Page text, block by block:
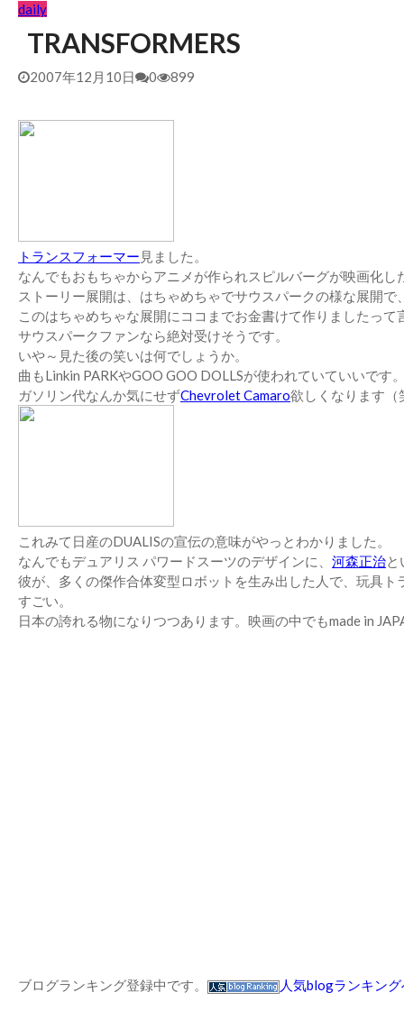
daily
TRANSFORMERS
2007年12月10日 0 899
トランスフォーマー 見ました。
なんでもおもちゃからアニメが作られスピルバーグが映画化し
ストーリー展開は、はちゃめちゃでサウスパークの様な展開で
このはちゃめちゃな展開にココまでお金書けて作りましたって
サウスパークファンなら絶対受けそうです。
いや～見た後の笑いは何でしょうか。
曲もLinkin PARKやGOO GOO DOLLSが使われていていいです。
ガソリン代なんか気にせずChevrolet Camaro欲しくなります（
これみて日産のDUALISの宣伝の意味がやっとわかりました。
なんでもデュアリス パワードスーツのデザインに、 河森正治と
彼が、多くの傑作合体変型ロボットを生み出した人で、玩具
すごい。
日本の誇れる物になりつつあります。映画の中でもmade in
ブログランキング登録中です。 人気blogランキン